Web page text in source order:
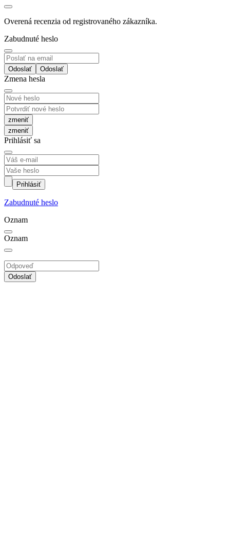
Overená recenzia od registrovaného zákazníka.
Zabudnuté heslo
Odoslať
Zmena hesla
zmeniť
Prihlásiť sa
Prihlásiť
Zabudnuté heslo
Oznam
Oznam
Odoslať